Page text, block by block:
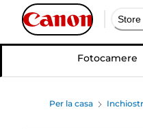
Store
Fotocamere
Per la casa